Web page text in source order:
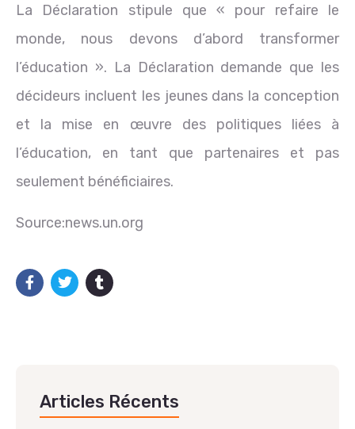
La Déclaration stipule que « pour refaire le
monde, nous devons d’abord transformer
l’éducation ». La Déclaration demande que les
décideurs incluent les jeunes dans la conception
et la mise en œuvre des politiques liées à
l’éducation, en tant que partenaires et pas
seulement bénéficiaires.
Source:news.un.org
Articles Récents